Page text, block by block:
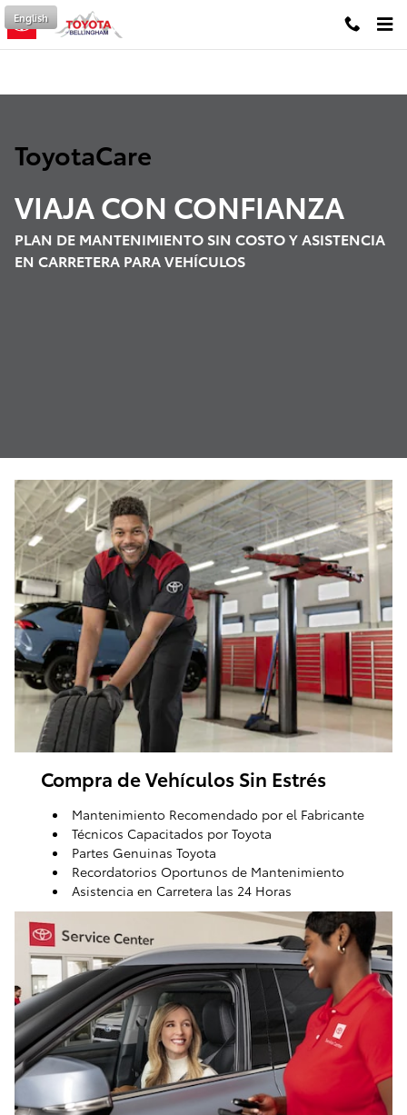
Saltar al contenido principal
ToyotaCare
English
ToyotaCare
VIAJA CON CONFIANZA
PLAN DE MANTENIMIENTO SIN COSTO Y ASISTENCIA
EN CARRETERA PARA VEHÍCULOS
Compra de Vehículos Sin Estrés
Mantenimiento Recomendado por el Fabricante
Técnicos Capacitados por Toyota
Partes Genuinas Toyota
Recordatorios Oportunos de Mantenimiento
Asistencia en Carretera las 24 Horas
ToyotaCare, un plan de mantenimiento que facilita el
cuidado de tu Toyota